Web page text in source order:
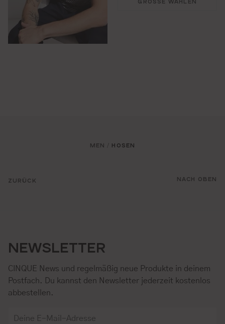
ZURÜCK
MEN HOSEN
NACH OBEN
NEWSLETTER
CINQUE News und regelmäßig neue Produkte in deinem
Postfach. Du kannst den Newsletter jederzeit kostenlos
abbestellen.